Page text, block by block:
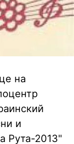
на
и
Рута-2013"